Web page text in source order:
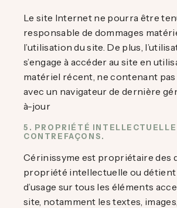
Le site Internet ne pourra être
responsable de dommages
l’utilisation du site. De plus,
s’engage à accéder au site en
matériel récent, ne contenant pas
avec un navigateur de dernière
à-jour
5. PROPRIÉTÉ INTELLECTUELLE
CONTREFAÇONS.
Cérinissyme est propriétaire des
propriété intellectuelle ou détient
d’usage sur tous les éléments
site, notamment les textes,